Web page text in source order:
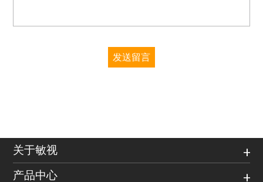
发送留言
关于敏视
产品中心